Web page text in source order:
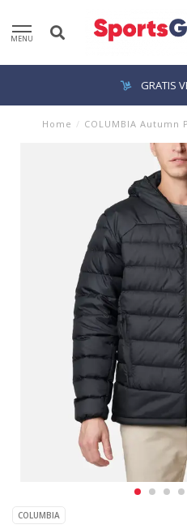
MENU
GRATIS
Home / COLUMBIA Autumn
COLUMBIA